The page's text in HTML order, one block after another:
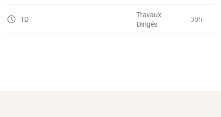
TD
Travaux
Dirigés
30h